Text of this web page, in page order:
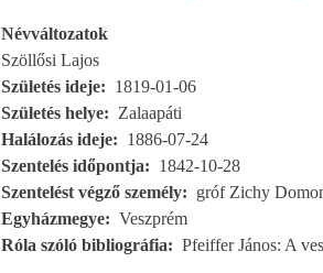
Névváltozatok
Szöllősi Lajos
Születés ideje
1819-01-06
Születés helye
Zalaapáti
Halálozás ideje
1886-07-24
Szentelés időpontja
1842-10-28
Szentelést végző személy
gróf Zichy
Egyházmegye
Veszprém
Róla szóló bibliográfia
Pfeiffer János: A